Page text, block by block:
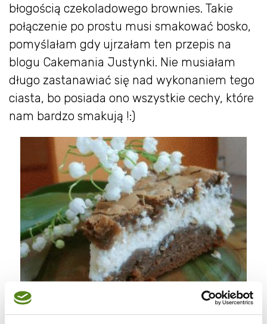
błogością czekoladowego brownies. Takie
połączenie po prostu musi smakować bosko,
pomyślałam gdy ujrzałam ten przepis na
blogu Cakemania Justynki. Nie musiałam
długo zastanawiać się nad wykonaniem tego
ciasta, bo posiada ono wszystkie cechy, które
nam bardzo smakują !:)